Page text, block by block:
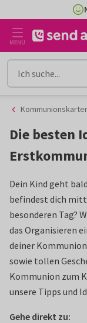
Inhalt
gehen
Filter
MENÜ
Die besten
Dein Kind geht
befindest dich
besonderen Tag?
das Organisieren
deiner
sowie tollen
Kommunion zum
unsere Tipps und
Gehe direkt zu: